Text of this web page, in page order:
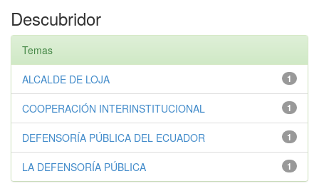
Descubridor
Temas
1
ALCALDE DE LOJA
1
COOPERACIÓN INTERINSTITUCIONAL
1
DEFENSORÍA PÚBLICA DEL ECUADOR
1
LA DEFENSORÍA PÚBLICA